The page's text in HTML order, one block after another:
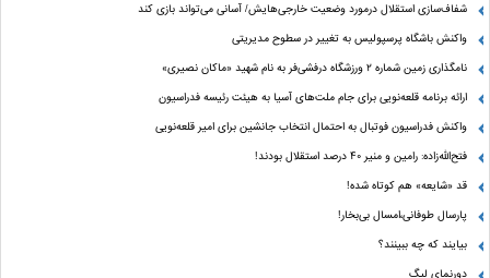
شفاف‌سازی استقلال درمورد وضعیت خارجی‌هایش/ آسانی می‌تواند بازی کند
واکنش باشگاه پرسپولیس به تغییر در سطوح مدیریتی
نامگذاری زمین شماره ۲ ورزشگاه درفشی‌فر به نام شهید «ماکان نصیری»
ارائه برنامه‌ قلعه‌نویی برای جام ملت‌های آسیا به هیئت رئیسه فدراسیون
واکنش فدراسیون فوتبال به احتمال انتخاب جانشین برای امیر قلعه‌نویی
فتح‌الله‌زاده: رامین و منیر 40 درصد استقلال بودند!
قد «شایعه» هم کوتاه شده!
پارسال طوفانی،امسال بی‌بخار!
بیایند که چه ببینند؟
دورنمای لیگ